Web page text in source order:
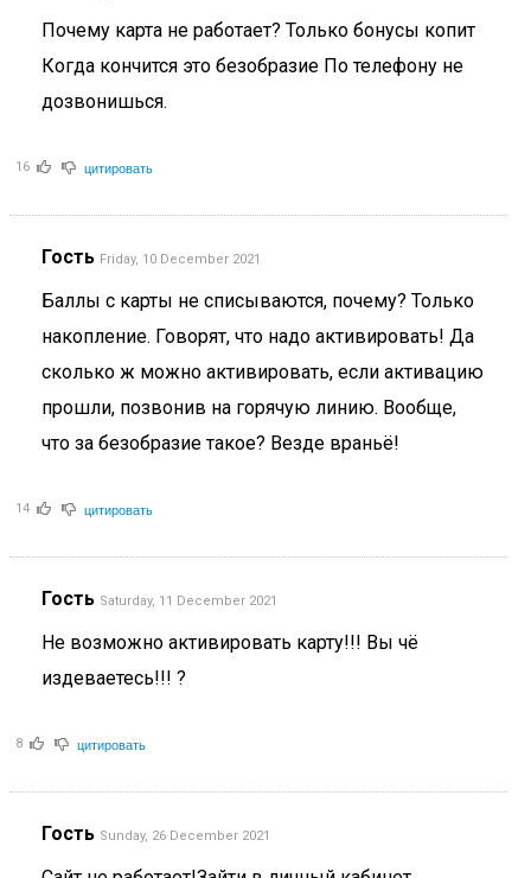
Почему карта не работает? Только бонусы копит
Когда кончится это безобразие По телефону не
дозвонишься.
16 цитировать
Гость Friday, 10 December 2021
Баллы с карты не списываются, почему? Только
накопление. Говорят, что надо активировать! Да
сколько ж можно активировать, если активацию
прошли, позвонив на горячую линию. Вообще,
что за безобразие такое? Везде враньё!
14 цитировать
Гость Saturday, 11 December 2021
Не возможно активировать карту!!! Вы чё
издеваетесь!!! ?
8 цитировать
Гость Sunday, 26 December 2021